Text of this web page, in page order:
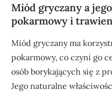
Miód gryczany a
pokarmowy i
Miód gryczany ma
pokarmowy, co czyni go
osób borykających się z
Jego naturalne